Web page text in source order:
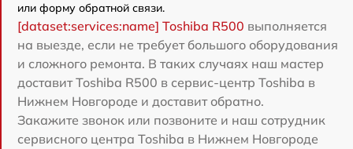
или форму обратной связи.
[dataset:services:name] Toshiba R500 выполняется
на выезде, если не требует большого оборудования
и сложного ремонта. В таких случаях наш мастер
доставит Toshiba R500 в сервис-центр Toshiba в
Нижнем Новгороде и доставит обратно.
Закажите звонок или позвоните и наш сотрудник
сервисного центра Toshiba в Нижнем Новгороде